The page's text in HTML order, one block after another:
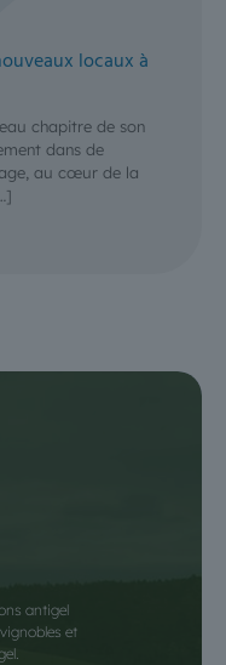
locaux à
chapitre de son
dans de
au cœur de la
antigel
et